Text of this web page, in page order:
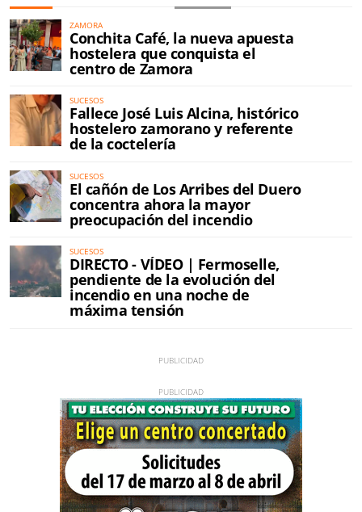
ZAMORA
Conchita Café, la nueva apuesta
hostelera que conquista el
centro de Zamora
SUCESOS
Fallece José Luis Alcina, histórico
hostelero zamorano y referente
de la coctelería
SUCESOS
El cañón de Los Arribes del Duero
concentra ahora la mayor
preocupación del incendio
SUCESOS
DIRECTO - VÍDEO | Fermoselle,
pendiente de la evolución del
incendio en una noche de
máxima tensión